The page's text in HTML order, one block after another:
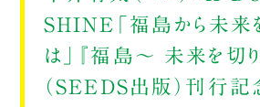
SHINE「福島から未来
は」『福島〜 未来を切り
（SEEDS出版）刊行記